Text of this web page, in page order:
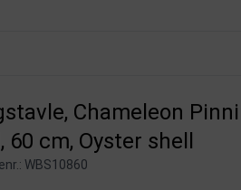
Chameleon
60 cm, Oyster shell
WBS10860